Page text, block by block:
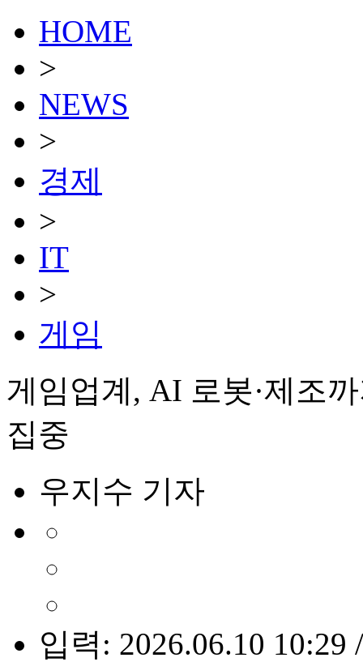
HOME
>
NEWS
>
경제
>
IT
>
게임
게임업계, AI 로봇·제조
집중
우지수 기자
입력: 2026.06.10 10:29